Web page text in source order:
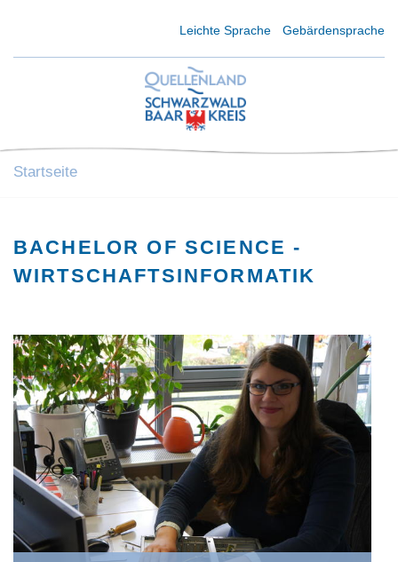
Leichte Sprache Gebärdensprache
Startseite
BACHELOR OF SCIENCE -
WIRTSCHAFTSINFORMATIK